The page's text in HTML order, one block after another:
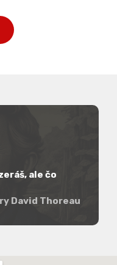
ale čo
David Thoreau